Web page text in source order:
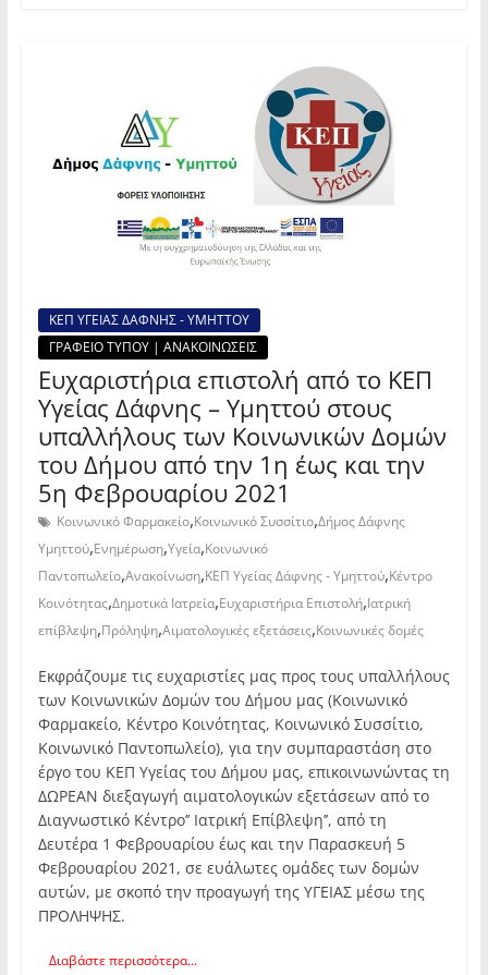
ΚΕΠ ΥΓΕΙΑΣ ΔΑΦΝΗΣ - ΥΜΗΤΤΟΥ
ΓΡΑΦΕΙΟ ΤΥΠΟΥ | ΑΝΑΚΟΙΝΩΣΕΙΣ
Ευχαριστήρια επιστολή από το ΚΕΠ
Υγείας Δάφνης – Υμηττού στους
υπαλλήλους των Κοινωνικών Δομών
του Δήμου από την 1η έως και την
5η Φεβρουαρίου 2021
Κοινωνικό Φαρμακείο,Κοινωνικό Συσσίτιο,Δήμος Δάφνης
Υμηττού,Ενημέρωση,Υγεία,Κοινωνικό
Παντοπωλείο,Ανακοίνωση,ΚΕΠ Υγείας Δάφνης - Υμηττού,Κέντρο
Κοινότητας,Δημοτικά Ιατρεία,Ευχαριστήρια Επιστολή,Ιατρική
επίβλεψη,Πρόληψη,Αιματολογικές εξετάσεις,Κοινωνικές δομές
Εκφράζουμε τις ευχαριστίες μας προς τους υπαλλήλους
των Κοινωνικών Δομών του Δήμου μας (Κοινωνικό
Φαρμακείο, Κέντρο Κοινότητας, Κοινωνικό Συσσίτιο,
Κοινωνικό Παντοπωλείο), για την συμπαραστάση στο
έργο του ΚΕΠ Υγείας του Δήμου μας, επικοινωνώντας τη
ΔΩΡΕΑΝ διεξαγωγή αιματολογικών εξετάσεων από το
Διαγνωστικό Κέντρο’’ Ιατρική Επίβλεψη’’, από τη
Δευτέρα 1 Φεβρουαρίου έως και την Παρασκευή 5
Φεβρουαρίου 2021, σε ευάλωτες ομάδες των δομών
αυτών, με σκοπό την προαγωγή της ΥΓΕΙΑΣ μέσω της
ΠΡΟΛΗΨΗΣ.
Διαβάστε περισσότερα...